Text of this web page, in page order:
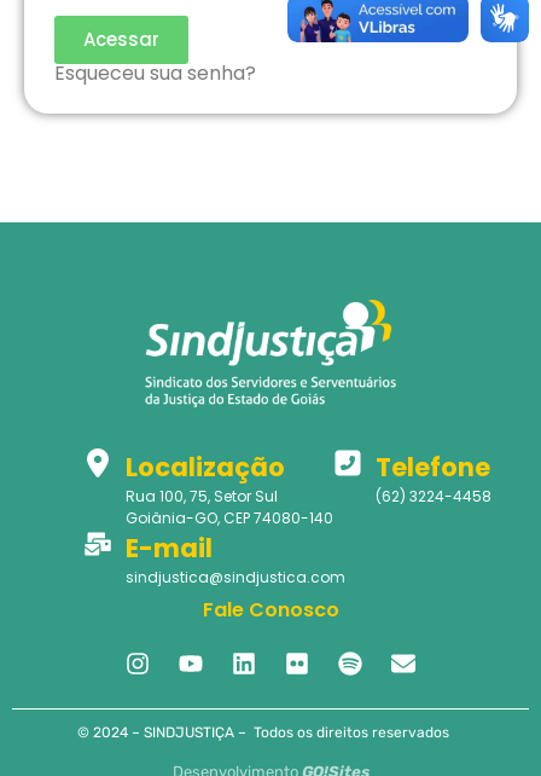
Acessar
Esqueceu sua senha?
Localização
Rua 100, 75, Setor Sul
Goiânia-GO, CEP 74080-140
Telefone
(62) 3224-4458
E-mail
sindjustica@sindjustica.com
Fale Conosco
© 2024 – SINDJUSTIÇA – Todos os direitos reservados
Desenvolvimento GO!Sites